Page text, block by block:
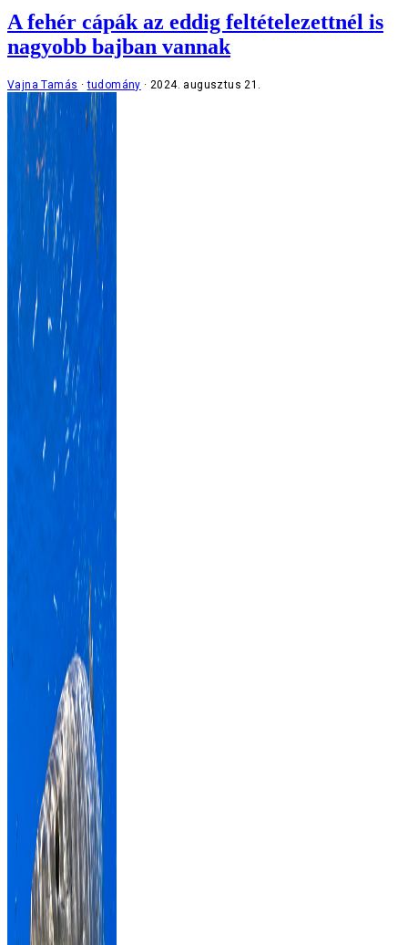
A fehér cápák az eddig feltételezettnél is
nagyobb bajban vannak
Vajna Tamás tudomány 2024. augusztus 21.